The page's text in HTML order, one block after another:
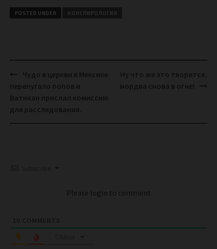
POSTED UNDER КОНСПИРОЛОГИЯ
Post
Please login to comment